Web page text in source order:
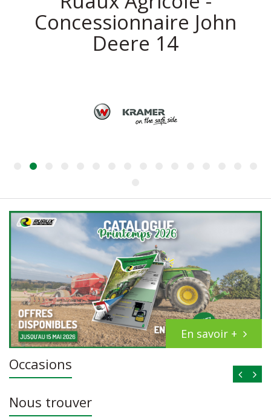
Concessionnaire John
Deere 14
En savoir +
Occasions
Nous trouver